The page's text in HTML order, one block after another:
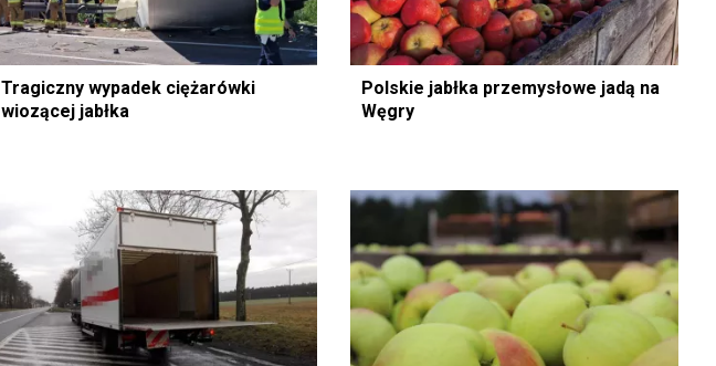
Tragiczny wypadek ciężarówki
wiozącej jabłka
Polskie jabłka przemysłowe jadą na
Węgry